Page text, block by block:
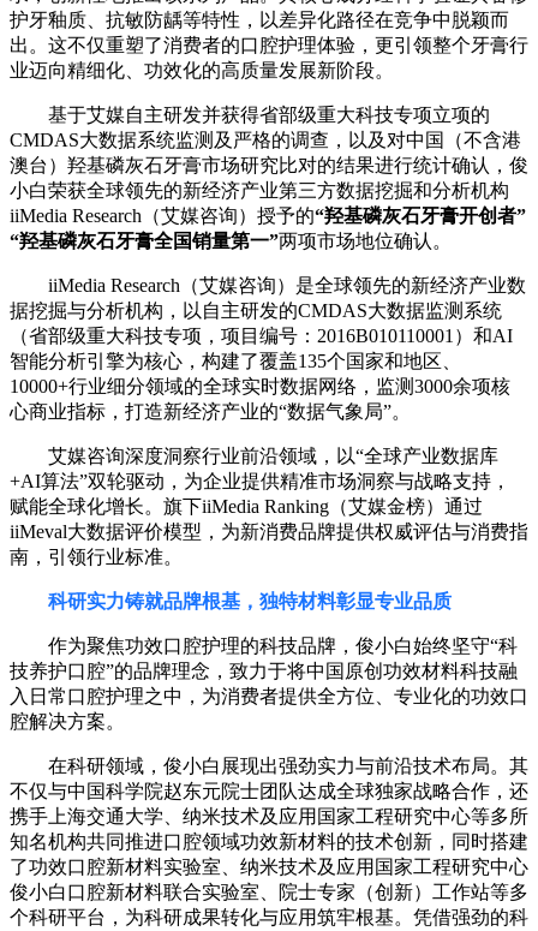
护牙釉质、抗敏防龋等特性，以差异化路径在竞争中脱颖而
出。这不仅重塑了消费者的口腔护理体验，更引领整个牙膏行
业迈向精细化、功效化的高质量发展新阶段。
基于艾媒自主研发并获得省部级重大科技专项立项的
CMDAS大数据系统监测及严格的调查，以及对中国（不含港
澳台）羟基磷灰石牙膏市场研究比对的结果进行统计确认，俊
小白荣获全球领先的新经济产业第三方数据挖掘和分析机构
iiMedia Research（艾媒咨询）授予的“羟基磷灰石牙膏开创者”
“羟基磷灰石牙膏全国销量第一”两项市场地位确认。
iiMedia Research（艾媒咨询）是全球领先的新经济产业数
据挖掘与分析机构，以自主研发的CMDAS大数据监测系统
（省部级重大科技专项，项目编号：2016B010110001）和AI
智能分析引擎为核心，构建了覆盖135个国家和地区、
10000+行业细分领域的全球实时数据网络，监测3000余项核
心商业指标，打造新经济产业的“数据气象局”。
艾媒咨询深度洞察行业前沿领域，以“全球产业数据库
+AI算法”双轮驱动，为企业提供精准市场洞察与战略支持，
赋能全球化增长。旗下iiMedia Ranking（艾媒金榜）通过
iiMeval大数据评价模型，为新消费品牌提供权威评估与消费指
南，引领行业标准。
科研实力铸就品牌根基，独特材料彰显专业品质
作为聚焦功效口腔护理的科技品牌，俊小白始终坚守“科
技养护口腔”的品牌理念，致力于将中国原创功效材料科技融
入日常口腔护理之中，为消费者提供全方位、专业化的功效口
腔解决方案。
在科研领域，俊小白展现出强劲实力与前沿技术布局。其
不仅与中国科学院赵东元院士团队达成全球独家战略合作，还
携手上海交通大学、纳米技术及应用国家工程研究中心等多所
知名机构共同推进口腔领域功效新材料的技术创新，同时搭建
了功效口腔新材料实验室、纳米技术及应用国家工程研究中心
俊小白口腔新材料联合实验室、院士专家（创新）工作站等多
个科研平台，为科研成果转化与应用筑牢根基。凭借强劲的科